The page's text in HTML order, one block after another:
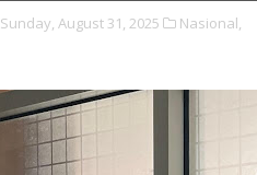
Sunday, August 31, 2025 Nasional,